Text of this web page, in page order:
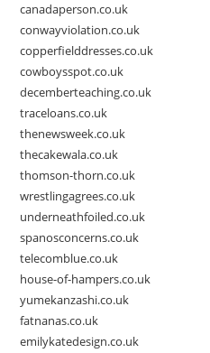
canadaperson.co.uk
conwayviolation.co.uk
copperfielddresses.co.uk
cowboysspot.co.uk
decemberteaching.co.uk
traceloans.co.uk
thenewsweek.co.uk
thecakewala.co.uk
thomson-thorn.co.uk
wrestlingagrees.co.uk
underneathfoiled.co.uk
spanosconcerns.co.uk
telecomblue.co.uk
house-of-hampers.co.uk
yumekanzashi.co.uk
fatnanas.co.uk
emilykatedesign.co.uk